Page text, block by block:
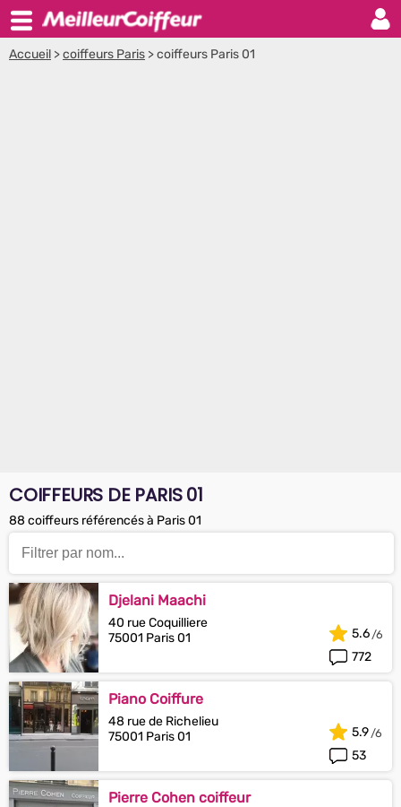
Accueil >coiffeurs Paris >coiffeurs Paris 01
COIFFEURS DE PARIS 01
88 coiffeurs référencés à Paris 01
Djelani Maachi
40 rue Coquilliere
75001 Paris 01
772
5.6
Piano Coiffure
48 rue de Richelieu
75001 Paris 01
53
5.9
Pierre Cohen coiffeur